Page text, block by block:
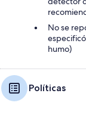
No se
humo)
Políticas